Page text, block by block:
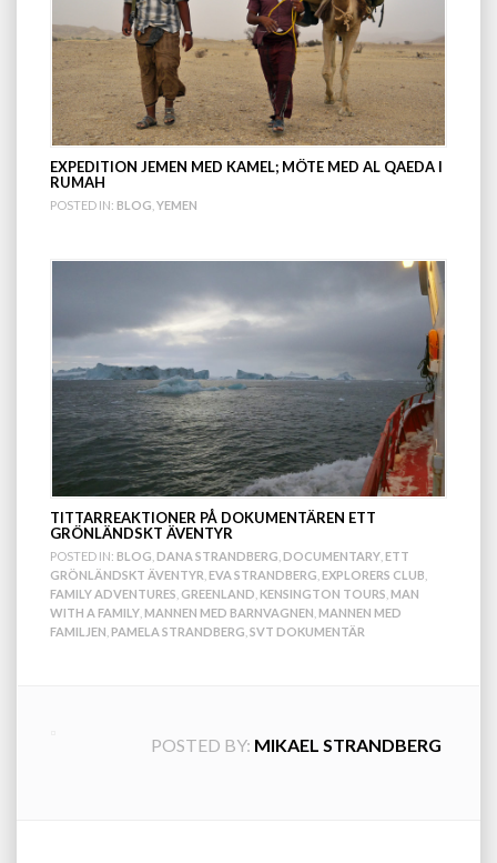
EXPEDITION JEMEN MED KAMEL; MÖTE MED AL QAEDA I
RUMAH
POSTED IN: BLOG YEMEN
TITTARREAKTIONER PÅ DOKUMENTÄREN ETT
GRÖNLÄNDSKT ÄVENTYR
POSTED IN: BLOG DANA STRANDBERG DOCUMENTARY ETT
GRÖNLÄNDSKT ÄVENTYR EVA STRANDBERG EXPLORERS CLUB
FAMILY ADVENTURES GREENLAND KENSINGTON TOURS MAN
WITH A FAMILY MANNEN MED BARNVAGNEN MANNEN MED
FAMILJEN PAMELA STRANDBERG SVT DOKUMENTÄR
POSTED BY: MIKAEL STRANDBERG